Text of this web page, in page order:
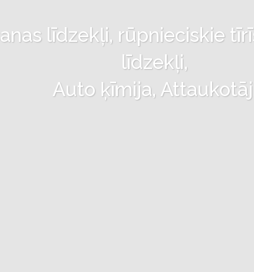
līdzekļi, rūpnieciskie
līdzekļi,
Auto ķīmija,